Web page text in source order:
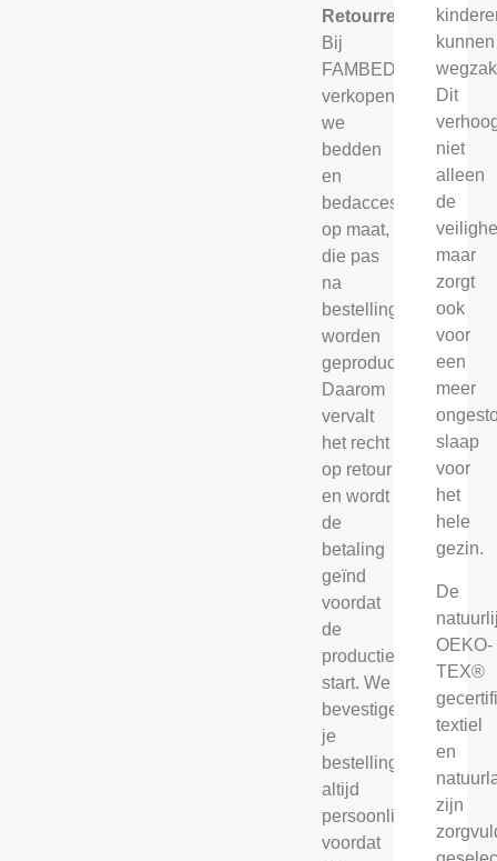
Retourrecht
Bij
FAMBED®
verkopen
we
bedden
en
bedaccessoires
op maat,
die pas
na
bestelling
worden
geproduceerd.
Daarom
vervalt
het recht
op retour
en wordt
de
betaling
geïnd
voordat
de
productie
start. We
bevestigen
je
bestelling
altijd
persoonlijk
voordat
kunnen
Dit
niet
alleen
de
maar
zorgt
ook
voor
een
meer
slaap
voor
het
hele
gezin.
De
OEKO-
TEX®
textiel
en
zijn